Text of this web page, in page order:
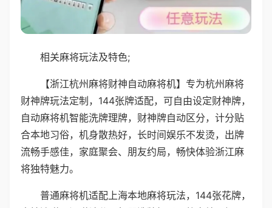
相关麻将玩法及特色;
【浙江杭州麻将财神自动麻将机】专为杭州麻将
财神牌玩法定制，144张牌适配，可自由设定财神牌，
自动麻将机智能洗牌理牌，财神牌自动区分，计分贴
合本地习俗，机身散热好，长时间娱乐不发烫，出牌
流畅手感佳，家庭聚会、朋友约局，畅快体验浙江麻
将独特魅力。
普通麻将机适配上海本地麻将玩法，144张花牌，